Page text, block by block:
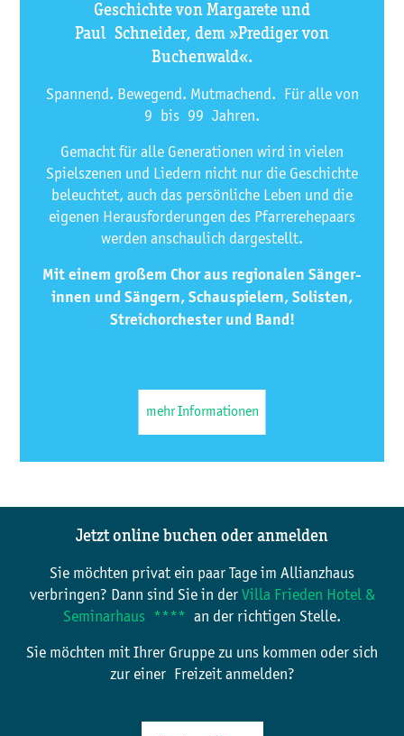
Geschichte von Margarete und
Paul Schneider, dem »Prediger von
Buchenwald«.
Spannend. Bewegend. Mutmachend. Für alle von
9 bis 99 Jahren.
Gemacht für alle Generationen wird in vielen
Spielszenen und Liedern nicht nur die Geschichte
beleuchtet, auch das persönliche Leben und die
eigenen Herausforderungen des Pfarrerehepaars
werden anschaulich dargestellt.
Mit einem großem Chor aus regionalen Sänger­
innen und Sängern, Schauspielern, Solisten,
Streichorchester und Band!
mehr Informationen
Jetzt online buchen oder anmelden
Sie möchten privat ein paar Tage im Allianzhaus
verbringen? Dann sind Sie in der Villa Frieden Hotel &
Seminarhaus **** an der richtigen Stelle.
Sie möchten mit Ihrer Gruppe zu uns kommen oder sich
zur einer Freizeit anmelden?